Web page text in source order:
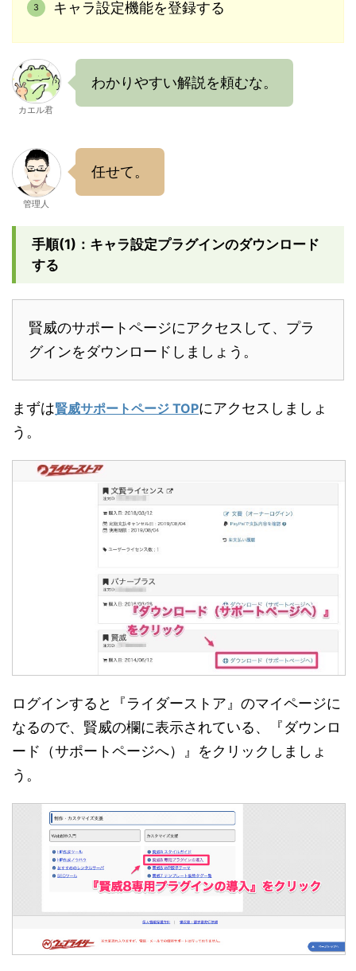
キャラ設定機能を登録する
カエル君
わかりやすい解説を頼むな。
管理人
任せて。
手順(1)：キャラ設定プラグインのダウンロード
する
賢威のサポートページにアクセスして、プラ
グインをダウンロードしましょう。
まずは賢威サポートページ TOPにアクセスしましょ
う。
ログインすると『ライダーストア』のマイページに
なるので、賢威の欄に表示されている、『ダウンロ
ード（サポートページへ）』をクリックしましょ
う。